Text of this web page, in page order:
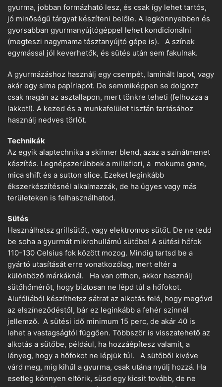
gyurma, jobban formázható lesz, és csak így lehet tartós,
jó minőségű tárgyat készíteni belőle. A legkönnyebben és
gyorsabban gyurmanyújtógéppel lehet kondicionálni
(megteszi nagymama tésztanyújtó gépe is). A színek
egymással jól keverhetők, és sütés után sem fakulnak.
A gyurmázáshoz használj egy csempét, laminált lapot, vagy
akár egy sima papírlapot. De semmiképpen se dolgozz
csak magán az asztallapon, mert tönkre teheti (felhozza a
lakkot!). A kezed és a munkafelület tisztán tartásához
használj nedves törlőt.
Technikák
Az egyik alaptechnika a skinner blend, azaz a színátmenet
készítés. Legnépszerűbbek a millefiori, a mokume gane,
mica shift és a sutton slice. Ezeket leginkább
ékszerkészítésnél alkalmazzák, de ha ügyes vagy más
területeken is felhasználhatod.
Sütés
Használhatsz grillsütőt, vagy elektromos sütőt. De ne tedd
be soha a gyurmát mikrohullámú sütőbe! A sütési hőfok
110-130 Celsius fok között mozog. Mindig tartsd be a
gyártó utasítását erre vonatkozólag, mert eltér a
különböző márkáknál. Ha van otthon, akkor használj
sütőhőmérőt, hogy biztosan ne lépd túl a hőfokot.
Alufóliából készíthetsz sátrat az alkotás felé, hogy megóvd
az elszíneződéstől, bár ez leginkább a fehér színnél
jellemző. A sütési idő minimum 15 perc, de akár 40 is
lehet a vastagságtól függően. Többször is visszatehető az
alkotás a sütőbe, például, ha hozzáépítesz valamit, a
lényeg, hogy a hőfokot ne lépjük túl. A sütőből kivéve
várd meg, míg kihűl a gyurma, csak utána nyúlj hozzá. Ha
esetleg könnyen eltörik, süsd egy kicsit tovább, de ne